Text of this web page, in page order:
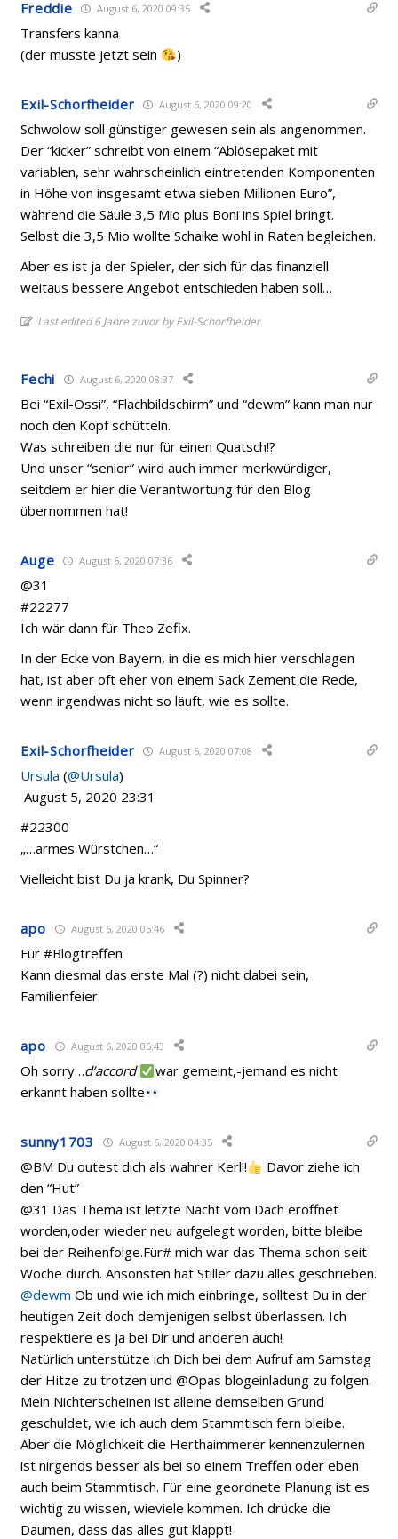
Freddie August 6, 2020 09:35
Transfers kanna
(der musste jetzt sein
)
Exil-Schorfheider August 6, 2020 09:20
Schwolow soll günstiger gewesen sein als angenommen.
Der “kicker” schreibt von einem “Ablösepaket mit
variablen, sehr wahrscheinlich eintretenden Komponenten
in Höhe von insgesamt etwa sieben Millionen Euro”,
während die Säule 3,5 Mio plus Boni ins Spiel bringt.
Selbst die 3,5 Mio wollte Schalke wohl in Raten begleichen.
Aber es ist ja der Spieler, der sich für das finanziell
weitaus bessere Angebot entschieden haben soll…
Last edited 6 Jahre zuvor by Exil-Schorfheider
Fechi August 6, 2020 08:37
Bei “Exil-Ossi”, “Flachbildschirm” und “dewm” kann man nur
noch den Kopf schütteln.
Was schreiben die nur für einen Quatsch!?
Und unser “senior” wird auch immer merkwürdiger,
seitdem er hier die Verantwortung für den Blog
übernommen hat!
Auge August 6, 2020 07:36
@31
#22277
Ich wär dann für Theo Zefix.
In der Ecke von Bayern, in die es mich hier verschlagen
hat, ist aber oft eher von einem Sack Zement die Rede,
wenn irgendwas nicht so läuft, wie es sollte.
Exil-Schorfheider August 6, 2020 07:08
Ursula (@Ursula)
August 5, 2020 23:31
#22300
„…armes Würstchen…“
Vielleicht bist Du ja krank, Du Spinner?
apo August 6, 2020 05:46
Für #Blogtreffen
Kann diesmal das erste Mal (?) nicht dabei sein,
Familienfeier.
apo August 6, 2020 05:43
Oh sorry…d’accord
war gemeint,-jemand es nicht
erkannt haben sollte
sunny1703 August 6, 2020 04:35
@BM Du outest dich als wahrer Kerl!!
Davor ziehe ich
den “Hut”
@31 Das Thema ist letzte Nacht vom Dach eröffnet
worden,oder wieder neu aufgelegt worden, bitte bleibe
bei der Reihenfolge.Für# mich war das Thema schon seit
Woche durch. Ansonsten hat Stiller dazu alles geschrieben.
@dewm Ob und wie ich mich einbringe, solltest Du in der
heutigen Zeit doch demjenigen selbst überlassen. Ich
respektiere es ja bei Dir und anderen auch!
Natürlich unterstütze ich Dich bei dem Aufruf am Samstag
der Hitze zu trotzen und @Opas blogeinladung zu folgen.
Mein Nichterscheinen ist alleine demselben Grund
geschuldet, wie ich auch dem Stammtisch fern bleibe.
Aber die Möglichkeit die Herthaimmerer kennenzulernen
ist nirgends besser als bei so einem Treffen oder eben
auch beim Stammtisch. Für eine geordnete Planung ist es
wichtig zu wissen, wieviele kommen. Ich drücke die
Daumen, dass das alles gut klappt!